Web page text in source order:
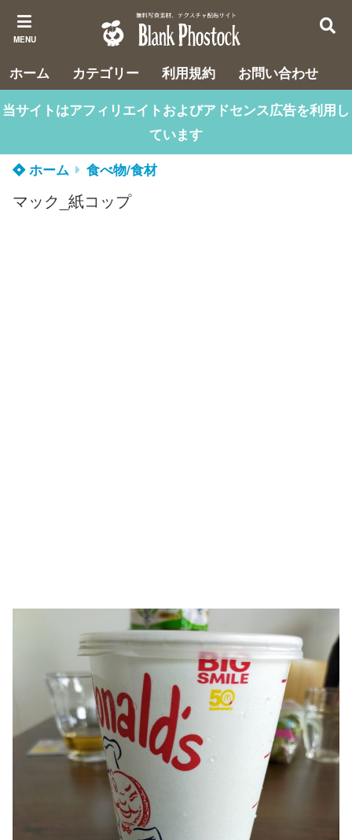
MENU
ホーム カテゴリー 利用規約
お問い合わせ
当サイトはアフィリエイトおよびアドセンス広告を利用し
ています
ホーム
食べ物/食材
マック_紙コップ